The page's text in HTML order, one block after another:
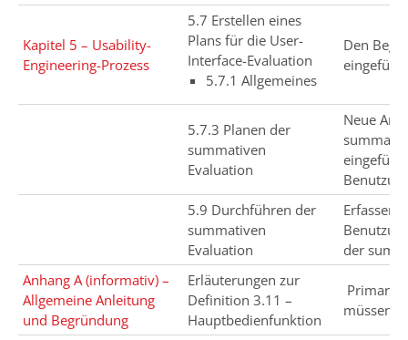
Kapitel 5 – Usability-
Engineering-Prozess
5.7 Erstellen eines
Plans für die User-
Interface-Evaluation
5.7.1 Allgemeines
Den
eingeführt
5.7.3 Planen der
summativen
Evaluation
Neue
5.9 Durchführen der
summativen
Evaluation
Erfassen
der
Anhang A (informativ) –
Allgemeine Anleitung
und Begründung
Erläuterungen zur
Definition 3.11 –
Hauptbedienfunktion
Primary
müssen